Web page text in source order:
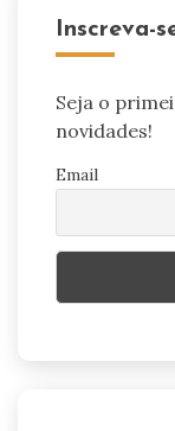
Inscreva-
Seja o
novidades!
Email